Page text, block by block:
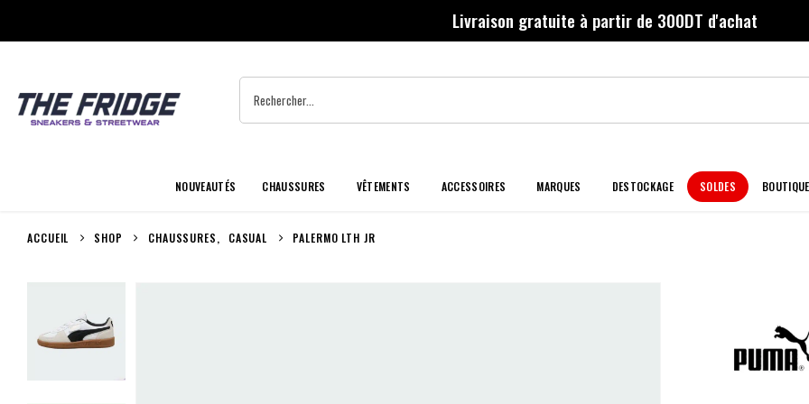
Livraison gratuite à partir de 300DT d'achat
NOUVEAUTÉS CHAUSSURES VÊTEMENTS ACCESSOIRES MARQUES DESTOCKAGE SOLDES
ACCUEIL SHOP CHAUSSURES, CASUAL PALERMO LTH JR